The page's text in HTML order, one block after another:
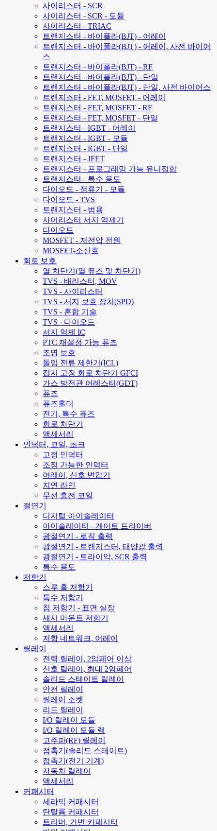
사이리스터 - SCR
사이리스터 - SCR - 모듈
사이리스터 - TRIAC
트랜지스터 - 바이폴라(BJT) - 어레이
트랜지스터 - 바이폴라(BJT) - 어레이, 사전 바이어
스
트랜지스터 - 바이폴라(BJT) - RF
트랜지스터 - 바이폴라(BJT) - 단일
트랜지스터 - 바이폴라(BJT) - 단일, 사전 바이어스
트랜지스터 - FET, MOSFET - 어레이
트랜지스터 - FET, MOSFET - RF
트랜지스터 - FET, MOSFET - 단일
트랜지스터 - IGBT - 어레이
트랜지스터 - IGBT - 모듈
트랜지스터 - IGBT - 단일
트랜지스터 - JFET
트랜지스터 - 프로그래밍 가능 유니접합
트랜지스터 - 특수 용도
다이오드 - 정류기 - 모듈
다이오드 - TVS
트랜지스터 - 범용
사이리스터 서지 억제기
다이오드
MOSFET - 저전압 전원
MOSFET-소신호
회로 보호
열 차단기(열 퓨즈 및 차단기)
TVS - 배리스터, MOV
TVS - 사이리스터
TVS - 서지 보호 장치(SPD)
TVS - 혼합 기술
TVS - 다이오드
서지 억제 IC
PTC 재설정 가능 퓨즈
조명 보호
돌입 전류 제한기(ICL)
접지 고장 회로 차단기 GFCI
가스 방전관 어레스터(GDT)
퓨즈
퓨즈홀더
전기, 특수 퓨즈
회로 차단기
액세서리
인덕터, 코일, 초크
고정 인덕터
조정 가능한 인덕터
어레이, 신호 변압기
지연 라인
무선 충전 코일
절연기
디지털 아이솔레이터
아이솔레이터 - 게이트 드라이버
광절연기 - 로직 출력
광절연기 - 트랜지스터, 태양광 출력
광절연기 - 트라이악, SCR 출력
특수 용도
저항기
스루 홀 저항기
특수 저항기
칩 저항기 - 표면 실장
섀시 마운트 저항기
액세서리
저항 네트워크, 어레이
릴레이
전력 릴레이, 2암페어 이상
신호 릴레이, 최대 2암페어
솔리드 스테이트 릴레이
안전 릴레이
릴레이 소켓
리드 릴레이
I/O 릴레이 모듈
I/O 릴레이 모듈 랙
고주파(RF) 릴레이
접촉기(솔리드 스테이트)
접촉기(전기 기계)
자동차 릴레이
액세서리
커패시터
세라믹 커패시터
탄탈륨 커패시터
트리머, 가변 커패시터